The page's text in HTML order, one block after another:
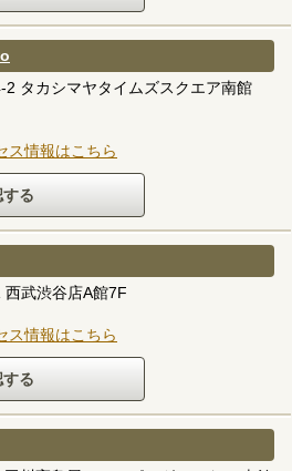
タカシマヤタイムズスクエア南館
ス情報はこちら
武渋谷店A館7F
ス情報はこちら